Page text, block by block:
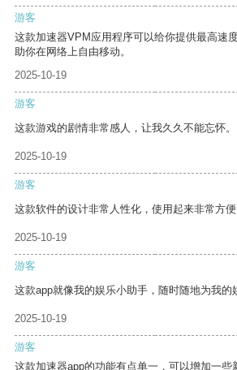
游客
这款加速器VPM应用程序可以给你提供最高速
助你在网络上自由移动。
2025-10-19
游客
这款游戏的剧情非常感人，让我久久不能忘怀。
2025-10-19
游客
这款软件的设计非常人性化，使用起来非常方便
2025-10-19
游客
这款app就像我的娱乐小助手，随时随地为我的
2025-10-19
游客
这款加速器app的功能有点单一，可以增加一些